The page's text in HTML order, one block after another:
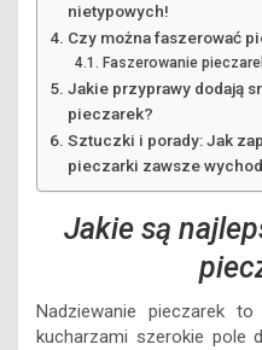
nietypowych!
Czy można faszerować
Faszerowanie
Jakie przyprawy dodają
pieczarek?
Sztuczki i porady: Jak
pieczarki zawsze
Jakie są
Nadziewanie pieczarek
kucharzami szerokie pole